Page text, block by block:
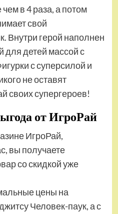
в 4 раза, а потом
свой
Внутри герой наполнен
для детей массой с
с суперсилой и
не оставят
своих супергероев!
от ИгроРай
ИгроРай,
вы получаете
со скидкой уже
цены на
Человек-паук, а с